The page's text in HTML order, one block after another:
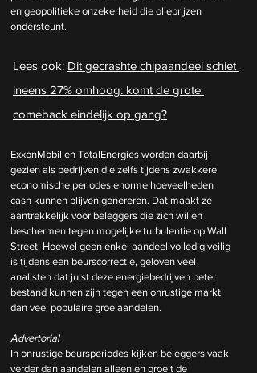
en geopolitieke onzekerheid die olieprijzen
ondersteunt.
Lees ook: Dit gecrashte chipaandeel schiet
ineens 27% omhoog: komt de grote
comeback eindelijk op gang?
ExxonMobil en TotalEnergies worden daarbij
gezien als bedrijven die zelfs tijdens zwakkere
economische periodes enorme hoeveelheden
cash kunnen blijven genereren. Dat maakt ze
aantrekkelijk voor beleggers die zich willen
beschermen tegen mogelijke turbulentie op Wall
Street. Hoewel geen enkel aandeel volledig veilig
is tijdens een beurscorrectie, geloven veel
analisten dat juist deze energiebedrijven beter
bestand kunnen zijn tegen een onrustige markt
dan veel populaire groeiaandelen.
Advertorial
In onrustige beursperiodes kijken beleggers vaak
verder dan aandelen alleen en groeit de